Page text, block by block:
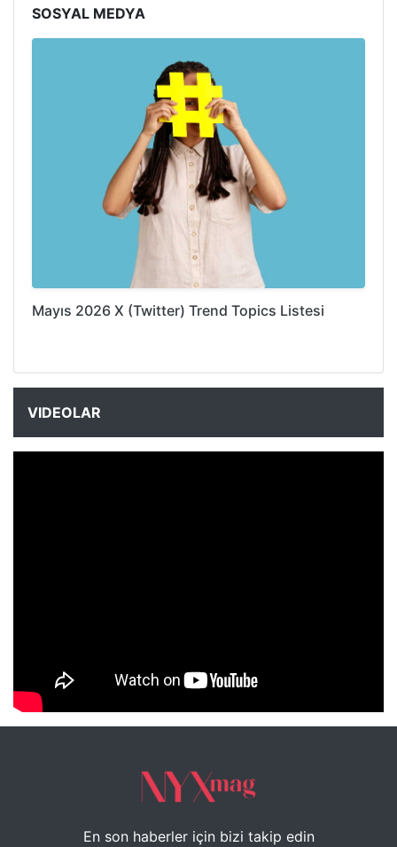
SOSYAL MEDYA
Mayıs 2026 X (Twitter) Trend Topics Listesi
VIDEOLAR
NYXmag 2. Yaş Kutlama Etkinliği
En son haberler için bizi takip edin